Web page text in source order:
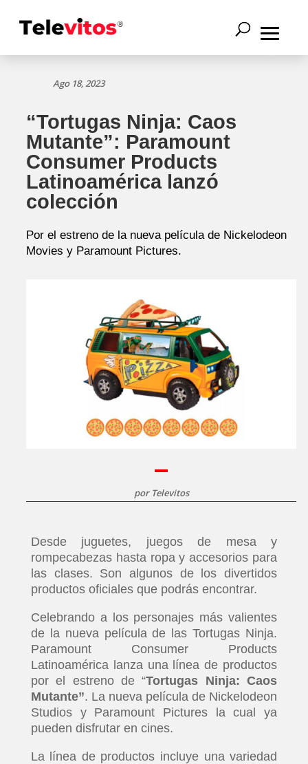
Ago 18, 2023
“Tortugas Ninja: Caos
Mutante”: Paramount
Consumer Products
Latinoamérica lanzó
colección
Por el estreno de la nueva película de Nickelodeon
Movies y Paramount Pictures.
por Televitos
Desde juguetes, juegos de mesa y
rompecabezas hasta ropa y accesorios para
las clases. Son algunos de los divertidos
productos oficiales que podrás encontrar.
Celebrando a los personajes más valientes
de la nueva película de las Tortugas Ninja.
Paramount Consumer Products
Latinoamérica lanza una línea de productos
por el estreno de “Tortugas Ninja: Caos
Mutante”. La nueva película de Nickelodeon
Studios y Paramount Pictures la cual ya
pueden disfrutar en cines.
La línea de productos incluye una variedad